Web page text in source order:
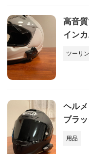
高音
イン
ツーリ
ヘル
ブラ
用品